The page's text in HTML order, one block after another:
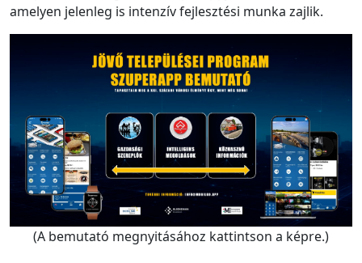
amelyen jelenleg is intenzív fejlesztési munka zajlik.
(A bemutató megnyitásához kattintson a képre.)